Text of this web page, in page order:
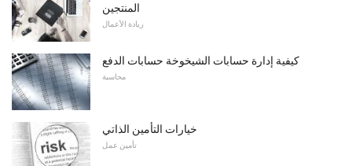
المنتجين
ريادة الأعمال
كيفية إدارة حسابات الشيخوخة حسابات الدفع
محاسبة
خيارات التأمين الذاتي
تأمين عمل